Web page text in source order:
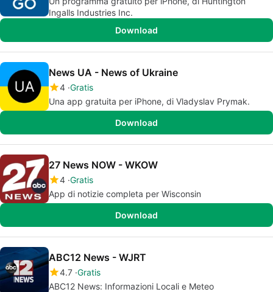
Ingalls Industries Inc.
Download
News UA - News of Ukraine
4 Gratis
Una app gratuita per iPhone, di Vladyslav Prymak.
Download
27 News NOW - WKOW
4 Gratis
App di notizie completa per Wisconsin
Download
ABC12 News - WJRT
4.7 Gratis
ABC12 News: Informazioni Locali e Meteo